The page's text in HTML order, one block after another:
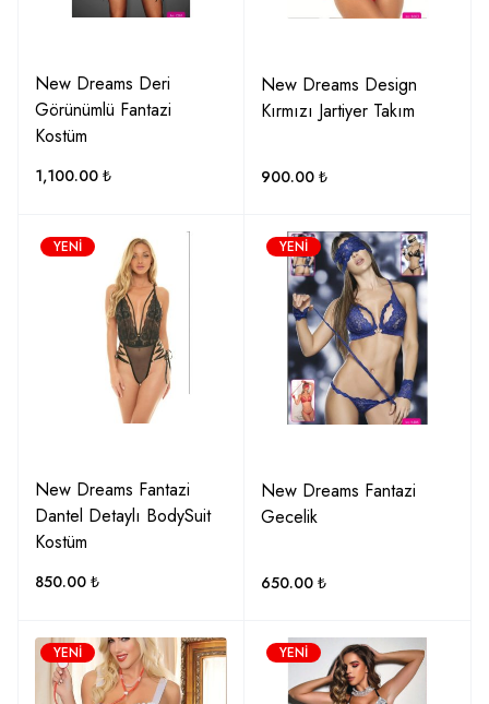
New Dreams Deri
Görünümlü Fantazi
Kostüm
1,100.00 ₺
New Dreams Design
Kırmızı Jartiyer Takım
900.00 ₺
YENI
New Dreams Fantazi
Dantel Detaylı BodySuit
Kostüm
850.00 ₺
YENI
New Dreams Fantazi
Gecelik
650.00 ₺
YENI YENI